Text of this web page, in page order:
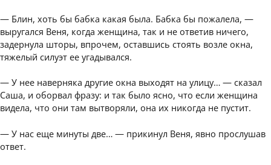
— Блин, хоть бы бабка какая была. Бабка бы пожалела, —
выругался Веня, когда женщина, так и не ответив ничего,
задернула шторы, впрочем, оставшись стоять возле окна,
тяжелый силуэт ее угадывался.
— У нее наверняка другие окна выходят на улицу… — сказал
Саша, и оборвал фразу: и так было ясно, что если женщина
видела, что они там вытворяли, она их никогда не пустит.
— У нас еще минуты две… — прикинул Веня, явно прослушав
ответ.